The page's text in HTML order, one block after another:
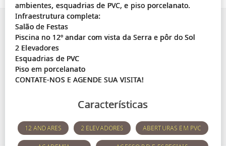
ambientes, esquadrias de PVC, e piso porcelanato.
Infraestrutura completa:
Salão de Festas
Piscina no 12º andar com vista da Serra e pôr do Sol
2 Elevadores
Esquadrias de PVC
Piso em porcelanato
Características
12 ANDARES 2 ELEVADORES ABERTURAS EM PVC